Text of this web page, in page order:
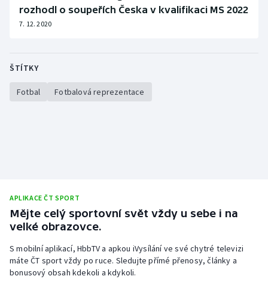
rozhodl o soupeřích Česka v kvalifikaci MS 2022
7. 12. 2020
ŠTÍTKY
Fotbal Fotbalová reprezentace
APLIKACE ČT SPORT
Mějte celý sportovní svět vždy u sebe i na
velké obrazovce.
S mobilní aplikací, HbbTV a apkou iVysílání ve své chytré televizi
máte ČT sport vždy po ruce. Sledujte přímé přenosy, články a
bonusový obsah kdekoli a kdykoli.